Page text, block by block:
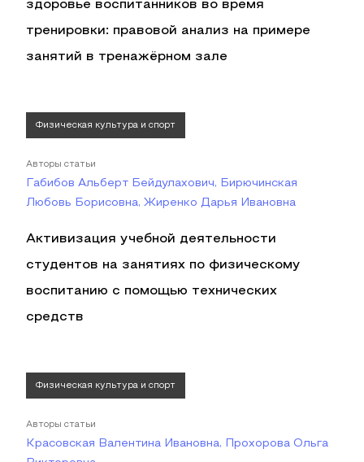
здоровье воспитанников во время
тренировки: правовой анализ на примере
занятий в тренажёрном зале
Физическая культура и спорт
Авторы статьи
Габибов Альберт Бейдулахович, Бирючинская
Любовь Борисовна, Жиренко Дарья Ивановна
Активизация учебной деятельности
студентов на занятиях по физическому
воспитанию с помощью технических
средств
Физическая культура и спорт
Авторы статьи
Красовская Валентина Ивановна, Прохорова Ольга